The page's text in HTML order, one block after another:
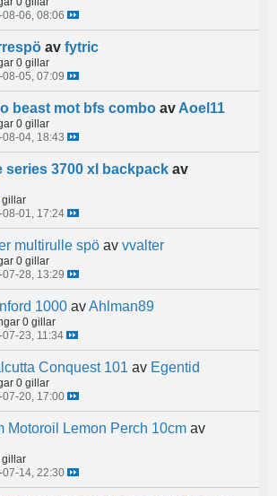
08-06, 08:06
av fytric
0 gillar
08-05, 07:09
beast mot bfs combo av Aoel11
0 gillar
08-04, 18:43
series 3700 xl backpack av
gillar
08-01, 17:24
multirulle spö av vvalter
0 gillar
07-28, 13:29
1000 avAhlman89
0 gillar
07-23, 11:34
Conquest 101 av Egentid
0 gillar
07-20, 17:00
Motoroil Lemon Perch 10cm av
gillar
07-14, 22:30